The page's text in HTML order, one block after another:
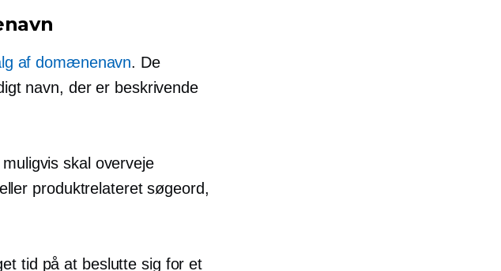
af domænenavn. De
navn, der er beskrivende
skal overveje
produktrelateretsøgeord,
tid på at beslutte sig for et